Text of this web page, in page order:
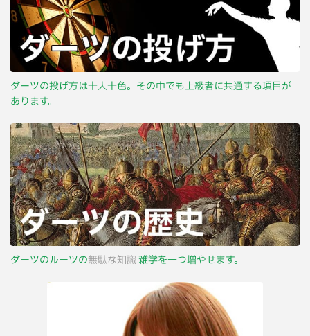
ダーツの投げ方は十人十色。その中でも上級者に共通する項目が
あります。
ダーツのルーツの無駄な知識雑学を一つ増やせます。